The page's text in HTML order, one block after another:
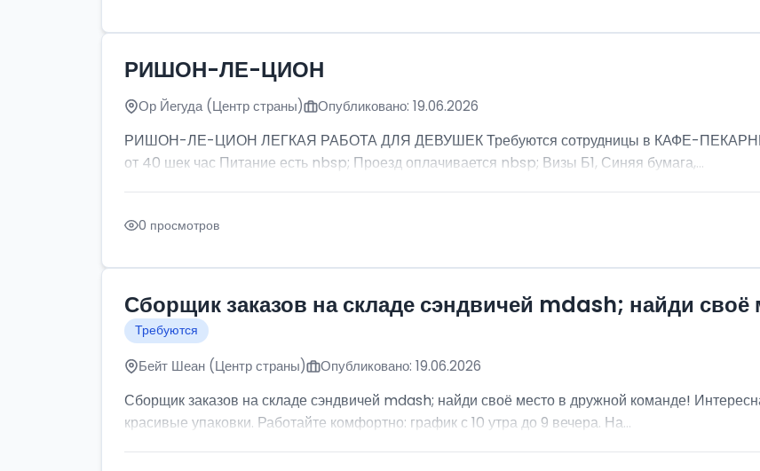
РИШОН-ЛЕ-ЦИОН
Ор Йегуда (Центр страны) Опубликовано: 19.06.2026
РИШОН-ЛЕ-ЦИОН ЛЕГКАЯ РАБОТА ДЛЯ ДЕВУШЕК Требуются сотрудницы в КАФЕ-ПЕКАРНЮ
от 40 шек час Питание есть nbsp; Проезд оплачивается nbsp; Визы Б1, Синяя бумага,...
0 просмотров
Сборщик заказов на складе сэндвичей mdash; найди
Требуются
Бейт Шеан (Центр страны) Опубликовано: 19.06.2026
Сборщик заказов на складе сэндвичей mdash; найди своё место в дружной команде!
красивые упаковки. Работайте комфортно: график с 10 утра до 9 вечера. На...